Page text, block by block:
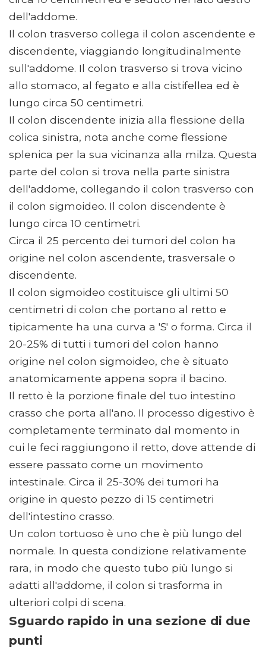
dell'addome.
Il colon trasverso collega il colon ascendente e
discendente, viaggiando longitudinalmente
sull'addome. Il colon trasverso si trova vicino
allo stomaco, al fegato e alla cistifellea ed è
lungo circa 50 centimetri.
Il colon discendente inizia alla flessione della
colica sinistra, nota anche come flessione
splenica per la sua vicinanza alla milza. Questa
parte del colon si trova nella parte sinistra
dell'addome, collegando il colon trasverso con
il colon sigmoideo. Il colon discendente è
lungo circa 10 centimetri.
Circa il 25 percento dei tumori del colon ha
origine nel colon ascendente, trasversale o
discendente.
Il colon sigmoideo costituisce gli ultimi 50
centimetri di colon che portano al retto e
tipicamente ha una curva a 'S' o forma. Circa il
20-25% di tutti i tumori del colon hanno
origine nel colon sigmoideo, che è situato
anatomicamente appena sopra il bacino.
Il retto è la porzione finale del tuo intestino
crasso che porta all'ano. Il processo digestivo è
completamente terminato dal momento in
cui le feci raggiungono il retto, dove attende di
essere passato come un movimento
intestinale. Circa il 25-30% dei tumori ha
origine in questo pezzo di 15 centimetri
dell'intestino crasso.
Un colon tortuoso è uno che è più lungo del
normale. In questa condizione relativamente
rara, in modo che questo tubo più lungo si
adatti all'addome, il colon si trasforma in
ulteriori colpi di scena.
Sguardo rapido in una sezione di due
punti